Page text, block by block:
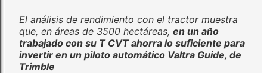
El análisis de rendimiento con el tractor muestra
que, en áreas de 3500 hectáreas, en un año
trabajado con su T CVT ahorra lo suficiente para
invertir en un piloto automático Valtra Guide, de
Trimble